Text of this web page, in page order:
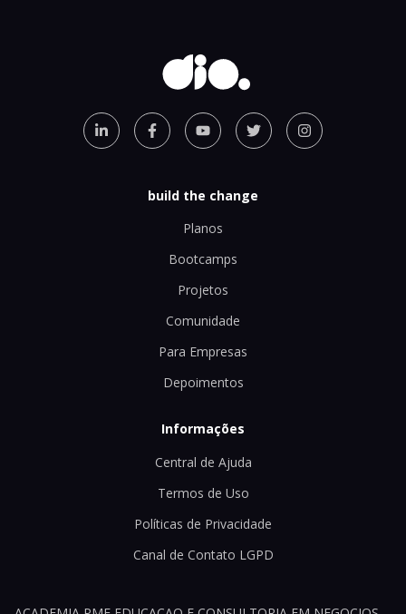
build the change
Planos
Bootcamps
Projetos
Comunidade
Para Empresas
Depoimentos
Informações
Central de Ajuda
Termos de Uso
Políticas de Privacidade
Canal de Contato LGPD